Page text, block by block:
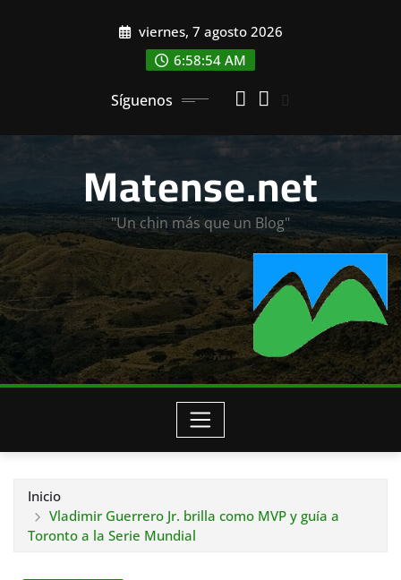
viernes, 7 agosto 2026
6:58:55 AM
Síguenos
Matense.net
"Un chin más que un Blog"
Inicio
Vladimir Guerrero Jr. brilla como MVP y guía a
Toronto a la Serie Mundial